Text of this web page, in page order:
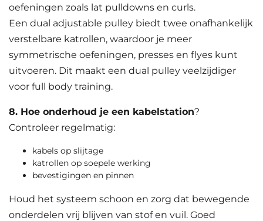
oefeningen zoals lat pulldowns en curls.
Een dual adjustable pulley biedt twee onafhankelijk
verstelbare katrollen, waardoor je meer
symmetrische oefeningen, presses en flyes kunt
uitvoeren. Dit maakt een dual pulley veelzijdiger
voor full body training.
8. Hoe onderhoud je een kabelstation?
Controleer regelmatig:
kabels op slijtage
katrollen op soepele werking
bevestigingen en pinnen
Houd het systeem schoon en zorg dat bewegende
onderdelen vrij blijven van stof en vuil. Goed